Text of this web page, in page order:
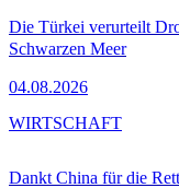
Die Türkei verurteilt
Schwarzen Meer
04.08.2026
Dankt China für die
WIRTSCHAFT